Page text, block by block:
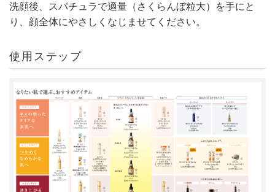
洗顔後、スパチュラで適量（さくらんぼ粒大）を手にと
り、顔全体にやさしくなじませてください。
使用ステップ